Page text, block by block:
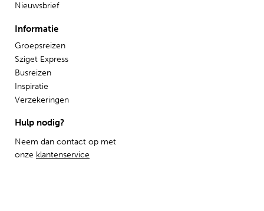
Nieuwsbrief
Informatie
Groepsreizen
Sziget Express
Busreizen
Inspiratie
Verzekeringen
Hulp nodig?
Neem dan contact op met
onze klantenservice